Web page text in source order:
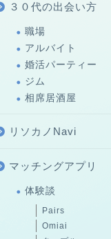
３０代の出会い方
職場
アルバイト
婚活パーティー
ジム
相席居酒屋
リソカノNavi
マッチングアプリ
体験談
Pairs
Omiai